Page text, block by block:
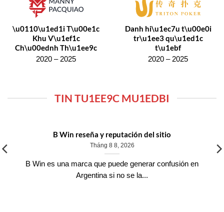
\u0110\u1ed1i T\u00e1c
Khu V\u1ef1c
Ch\u00ednh Th\u1ee9c
2020 – 2025
Danh hi\u1ec7u t\u00e0i
tr\u1ee3 qu\u1ed1c
t\u1ebf
2020 – 2025
TIN TU1EE9C MU1EDBI
B Win reseña y reputación del sitio
Tháng 8 8, 2026
B Win es una marca que puede generar confusión en
Argentina si no se la...